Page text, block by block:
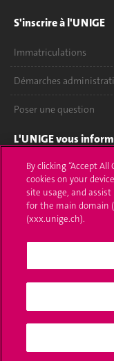
S'inscrire à l'UNIGE
Immatriculations
Démarches
Poser une question
L'UNIGE vous
UNIGE Mobile
Médias
Offres d'emploi
Calendrier académique
Médias sociaux
By clicking “Accept
cookies on your
site usage, and
for the main domain
(xxx.unige.ch).